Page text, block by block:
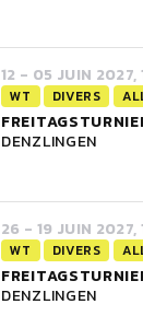
12 - 05 JUIN 2027,
WT DIVERS
DENZLINGEN
26 - 19 JUIN 2027,
WT DIVERS
DENZLINGEN